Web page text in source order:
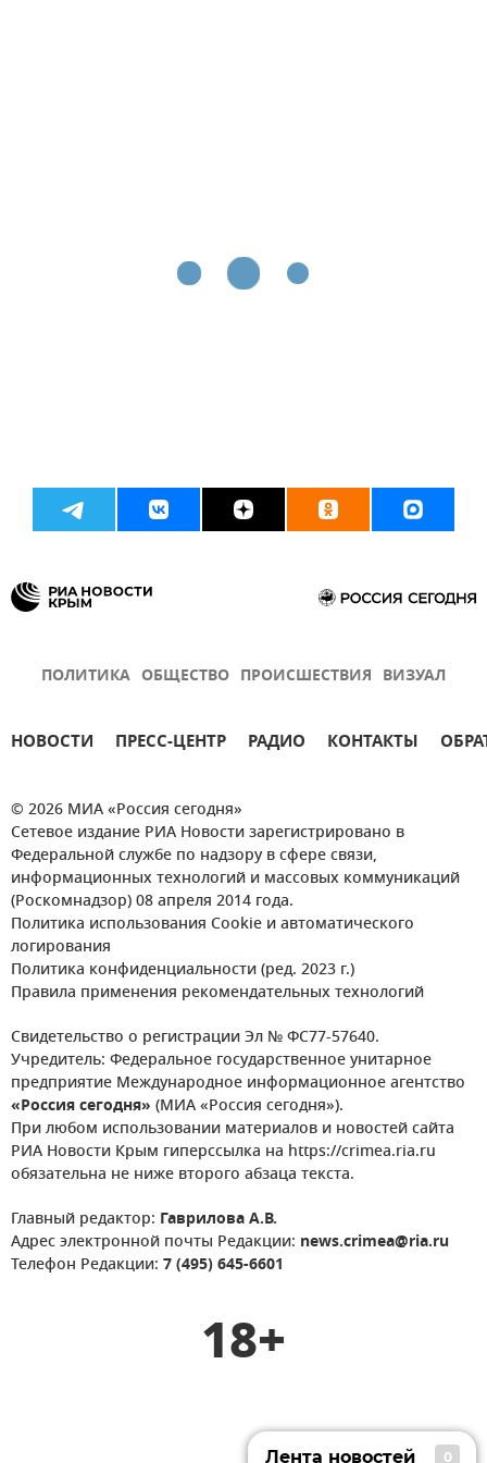
ПОЛИТИКА ОБЩЕСТВО ПРОИСШЕСТВИЯ ВИЗУАЛ
НОВОСТИ ПРЕСС-ЦЕНТР РАДИО КОНТАКТЫ
© 2026 МИА «Россия сегодня»
Сетевое издание РИА Новости зарегистрировано в
Федеральной службе по надзору в сфере связи,
информационных технологий и массовых коммуникаций
(Роскомнадзор) 08 апреля 2014 года.
Политика использования Cookie и автоматического
логирования
Политика конфиденциальности (ред. 2023 г.)
Правила применения рекомендательных технологий
Свидетельство о регистрации Эл № ФС77-57640.
Учредитель: Федеральное государственное унитарное
предприятие Международное информационное агентство
«Россия сегодня» (МИА «Россия сегодня»).
При любом использовании материалов и новостей сайта
РИА Новости Крым гиперссылка на https://crimea.ria.ru
обязательна не ниже второго абзаца текста.
Главный редактор: Гаврилова А.В.
Адрес электронной почты Редакции: news.crimea@ria.ru
Телефон Редакции: 7 (495) 645-6601
18+
Лента новостей 0